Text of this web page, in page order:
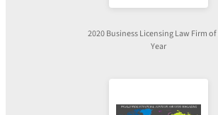
2020 Business Licensing Law Firm
Year